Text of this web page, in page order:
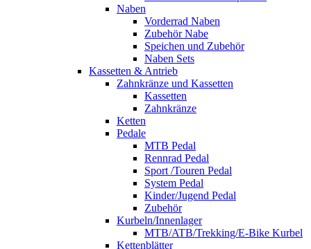
Naben
Vorderrad Naben
Zubehör Nabe
Speichen und Zubehör
Naben Sets
Kassetten & Antrieb
Zahnkränze und Kassetten
Kassetten
Zahnkränze
Ketten
Pedale
MTB Pedal
Rennrad Pedal
Sport /Touren Pedal
System Pedal
Kinder/Jugend Pedal
Zubehör
Kurbeln/Innenlager
MTB/ATB/Trekking/E-Bike Kurbel
Kettenblätter